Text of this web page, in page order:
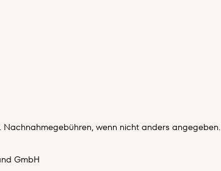
Nachnahmegebühren, wenn nicht anders angegeben.
GmbH